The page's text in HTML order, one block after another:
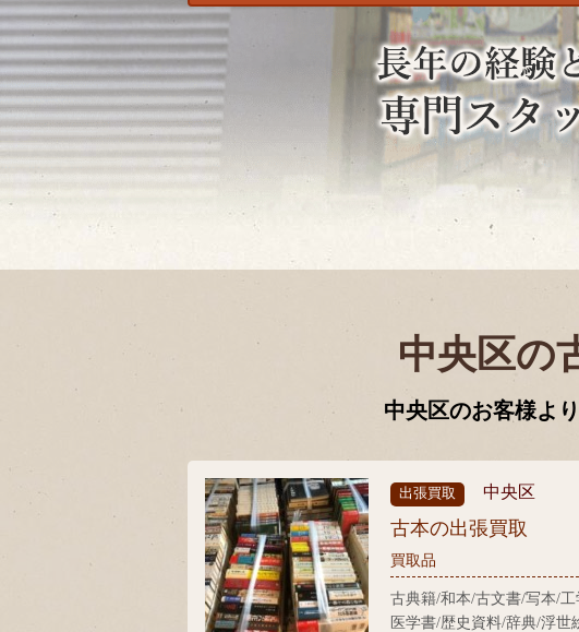
中央区の
中央区のお客様よ
出張買取 中央区
古本の出張買取
買取品
古典籍/和本/古文書/写本/
医学書/歴史資料/辞典/浮世